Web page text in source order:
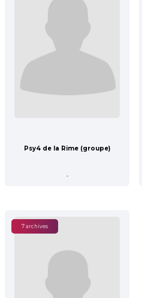
Psy4 de la Rime (groupe)
-
7 archives